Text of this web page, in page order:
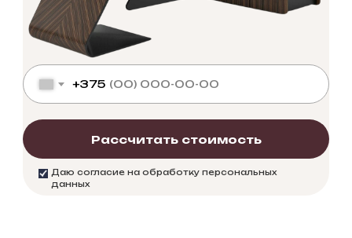
Даю согласие на обработку персональных
данных
+375
Рассчитать стоимость